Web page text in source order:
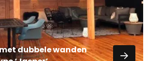
dubbele wanden